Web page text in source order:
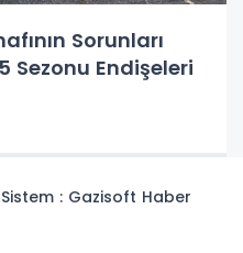
Sorunları
Sezonu Endişeleri
: Gazisoft Haber